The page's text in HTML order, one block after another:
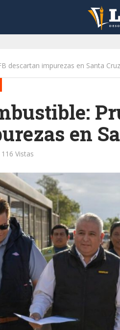
descartan impurezas en Santa Cruz
en
116 Vistas